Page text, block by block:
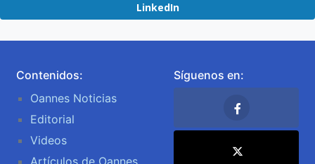
LinkedIn
Contenidos:
Oannes Noticias
Editorial
Videos
Síguenos en: